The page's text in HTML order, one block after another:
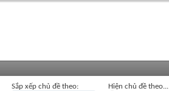
Sắp xếp chủ đề theo:
Hiện chủ đề theo...